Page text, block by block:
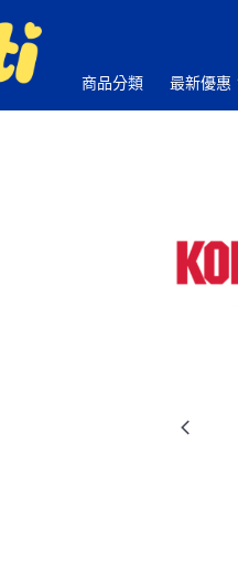
商品分類 最新優惠